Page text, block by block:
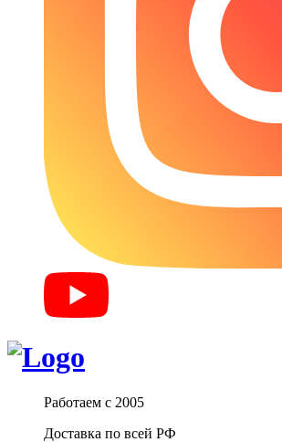
Работаем с 2005
Доставка по всей РФ